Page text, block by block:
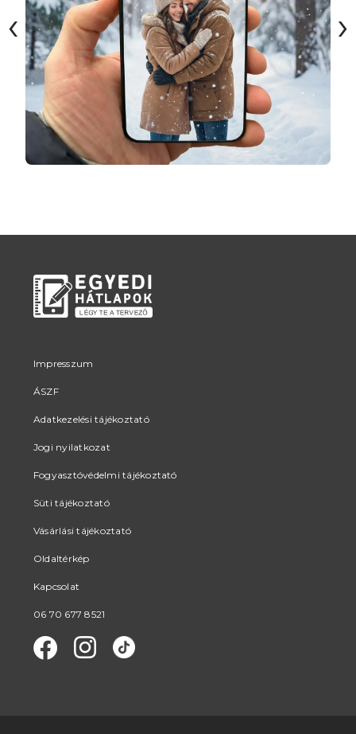
‹ ›
Impresszum
ÁSZF
Adatkezelési tájékoztató
Jogi nyilatkozat
Fogyasztóvédelmi tájékoztató
Süti tájékoztató
Vásárlási tájékoztató
Oldaltérkép
Kapcsolat
06 70 677 8521